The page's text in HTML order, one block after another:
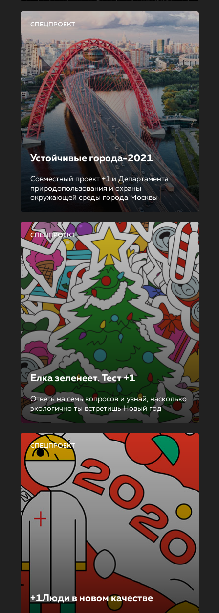
СПЕЦПРОЕКТ
Устойчивые города-2021
Совместный проект +1 и Департамента
природопользования и охраны
окружающей среды города Москвы
СПЕЦПРОЕКТ
Елка зеленеет. Тест +1
Ответь на семь вопросов и узнай, насколько
экологично ты встретишь Новый год
СПЕЦПРОЕКТ
+1Люди в новом качестве